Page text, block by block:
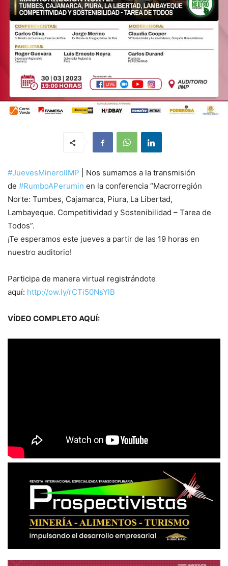
#JuevesMineroIIMP | Nos sumamos a la transmisión
de #RumboAPerumin en la conferencia “Macrorregión
Norte: Tumbes, Cajamarca, Piura, La Libertad,
Lambayeque. Competitividad y Sostenibilidad – Tarea de
Todos”.
¡Te esperamos este jueves a partir de las 19 horas en
nuestro auditorio!
Participa de manera virtual registrándote
aquí: http://ow.ly/rCTi50NsYlB
VÍDEO COMPLETO AQUÍ: